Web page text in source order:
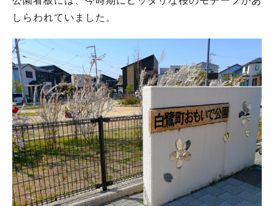
しらわれていました。